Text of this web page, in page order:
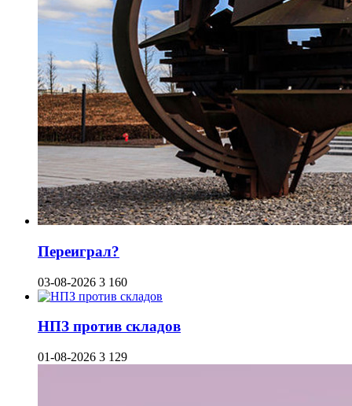
Переиграл?
03-08-2026 3 160
НПЗ против складов
01-08-2026 3 129